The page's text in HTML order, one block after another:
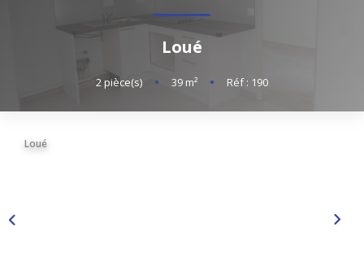
ESTIMATION
NOTRE AGENCE
Loué
2pièce(s) • 39 m² • Réf : 190
Loué